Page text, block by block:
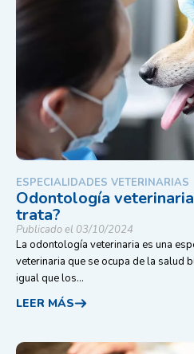
ESPECIALIDADES VETERINARIAS
Odontología
trata?
Publicado el 03/10/2024
La odontología veterinaria es una
veterinaria que se ocupa de la salud
igual que los...
LEER MÁS